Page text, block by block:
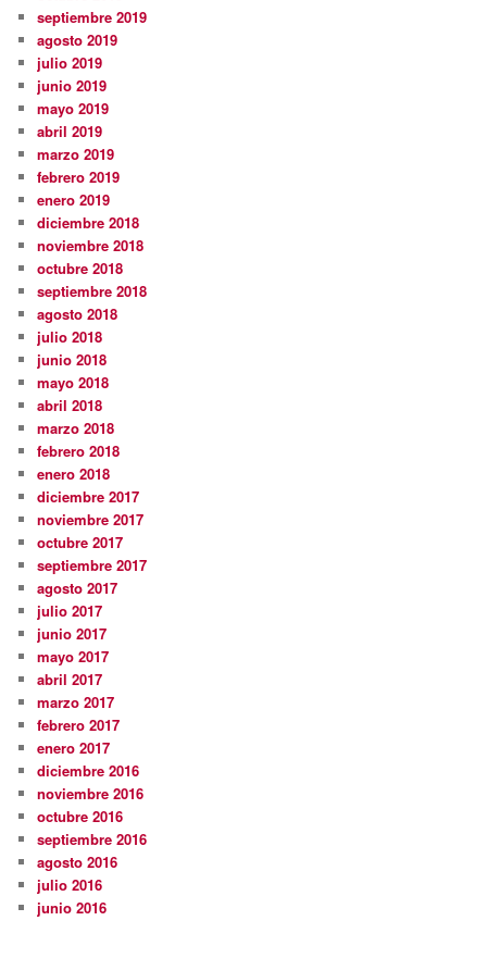
septiembre 2019
agosto 2019
julio 2019
junio 2019
mayo 2019
abril 2019
marzo 2019
febrero 2019
enero 2019
diciembre 2018
noviembre 2018
octubre 2018
septiembre 2018
agosto 2018
julio 2018
junio 2018
mayo 2018
abril 2018
marzo 2018
febrero 2018
enero 2018
diciembre 2017
noviembre 2017
octubre 2017
septiembre 2017
agosto 2017
julio 2017
junio 2017
mayo 2017
abril 2017
marzo 2017
febrero 2017
enero 2017
diciembre 2016
noviembre 2016
octubre 2016
septiembre 2016
agosto 2016
julio 2016
junio 2016